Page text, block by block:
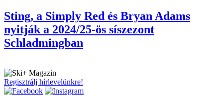
Sting, a Simply Red és Bryan Adams
nyitják a 2024/25-ös síszezont
Schladmingban
Regisztrálj hírlevelünkre!